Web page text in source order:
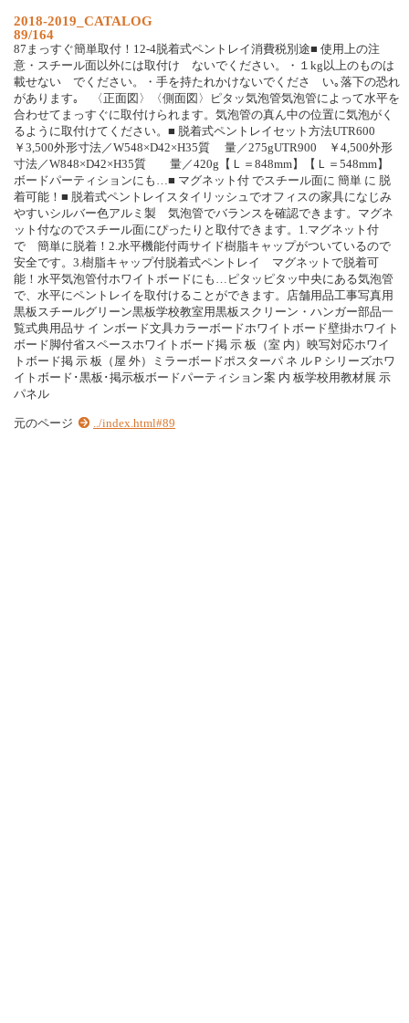
2018-2019_CATALOG
89/164
87まっすぐ簡単取付！12-4脱着式ペントレイ消費税別途■ 使用上の注
意・スチール面以外には取付け ないでください。・１kg以上のものは
載せない でください。・手を持たれかけないでくださ い｡落下の恐れ
があります｡ 〈正面図〉〈側面図〉ピタッ気泡管気泡管によって水平を
合わせてまっすぐに取付けられます。気泡管の真ん中の位置に気泡がく
るように取付けてください。■ 脱着式ペントレイセット方法UTR600
￥3,500外形寸法／W548×D42×H35質 量／275gUTR900 ￥4,500外形
寸法／W848×D42×H35質 量／420g【Ｌ＝848mm】【Ｌ＝548mm】
ボードパーティションにも…■ マグネット付 でスチール面に 簡単 に 脱
着可能！■ 脱着式ペントレイスタイリッシュでオフィスの家具になじみ
やすいシルバー色アルミ製 気泡管でバランスを確認できます。マグネ
ット付なのでスチール面にぴったりと取付できます。1.マグネット付
で 簡単に脱着！2.水平機能付両サイド樹脂キャップがついているので
安全です。3.樹脂キャップ付脱着式ペントレイ マグネットで脱着可
能！水平気泡管付ホワイトボードにも…ピタッピタッ中央にある気泡管
で、水平にペントレイを取付けることができます。店舗用品工事写真用
黒板スチールグリーン黒板学校教室用黒板スクリーン・ハンガー部品一
覧式典用品サ イ ンボード文具カラーボードホワイトボード壁掛ホワイト
ボード脚付省スペースホワイトボード掲 示 板（室 内）映写対応ホワイ
トボード掲 示 板（屋 外）ミラーボードポスターパ ネ ルＰシリーズホワ
イトボード･黒板･掲示板ボードパーティション案 内 板学校用教材展 示
パネル
元のページ ../index.html#89